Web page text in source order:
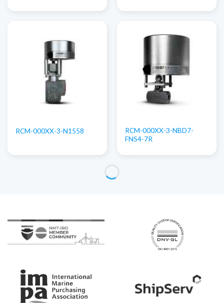
RCM-000XX-3-N1558
RCM-000XX-3-NBD7-
FNS4-7R